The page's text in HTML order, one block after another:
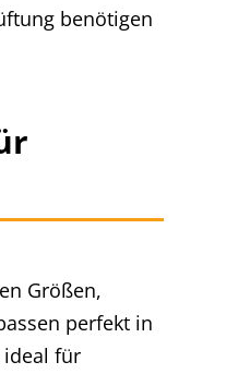
benötigen
Größen,
perfekt in
ideal für